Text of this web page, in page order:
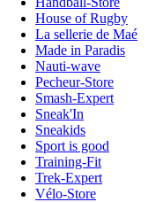
House of Rugby
La sellerie de Maé
Made in Paradis
Nauti-wave
Pecheur-Store
Smash-Expert
Sneak'In
Sneakids
Sport is good
Training-Fit
Trek-Expert
Vélo-Store